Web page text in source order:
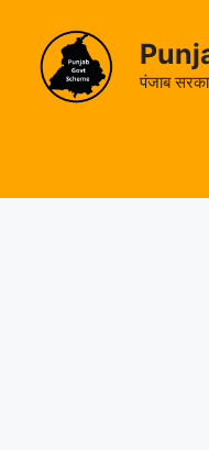
content
पंजाब